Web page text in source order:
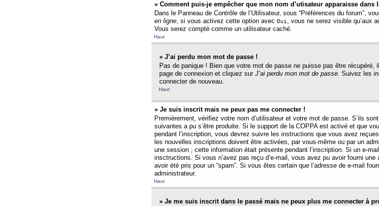
» Comment puis-je empêcher que mon nom d’utisateur apparaisse
Dans le Panneau de Contrôle de l’Utilisateur, sous “Préférences du forum”,
en ligne, si vous activez cette option avec Oui , vous ne serez visible qu’aux
Vous serez compté comme un utilisateur caché.
Haut
» J’ai perdu mon mot de passe !
Pas de panique ! Bien que votre mot de passe ne puisse pas être
page de connexion et cliquez sur J’ai perdu mon mot de passe. Suivez les
connecter de nouveau.
Haut
» Je suis inscrit mais ne peux pas me connecter !
Premièrement, vérifiez votre nom d’utilisateur et votre mot de passe. S’ils
suivantes a pu s’être produite. Si le support de la COPPA est activé et que
pendant l’inscription, vous devrez suivre les instructions que vous avez
les nouvelles inscriptions doivent être activées, par vous-même ou par un
une session ; cette information était présente pendant l’inscription. Si un e-
insctructions. Si vous n’avez pas reçu d’e-mail, vous avez pu avoir fourni une
avoir été pris pour un “spam”. Si vous êtes certain que l’adresse de e-mail
administrateur.
Haut
» Je me suis inscrit dans le passé mais ne peux plus me connecter à